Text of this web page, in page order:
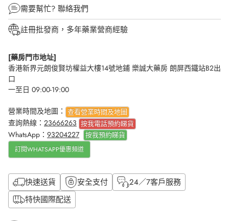
需要幫忙? 聯絡我們
註冊批發商，多年藥業營商經驗
[藥房門市地址]
香港新界元朗俊賢坊權益大樓14號地鋪 樂誠大藥房 朗屏西鐵站B2出
口
一至日 09:00-19:00
營業時間及地圖： 查看營業時間及地圖
查詢熱線： 23666263 按我電話預約睇貨
WhatsApp： 93204227 按我預約睇貨
訂閱WHATSAPP優惠頻道
快速送貨 安全支付
24／7客戶服務
特快國際配送